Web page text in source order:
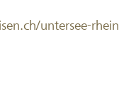
untersee-rhein